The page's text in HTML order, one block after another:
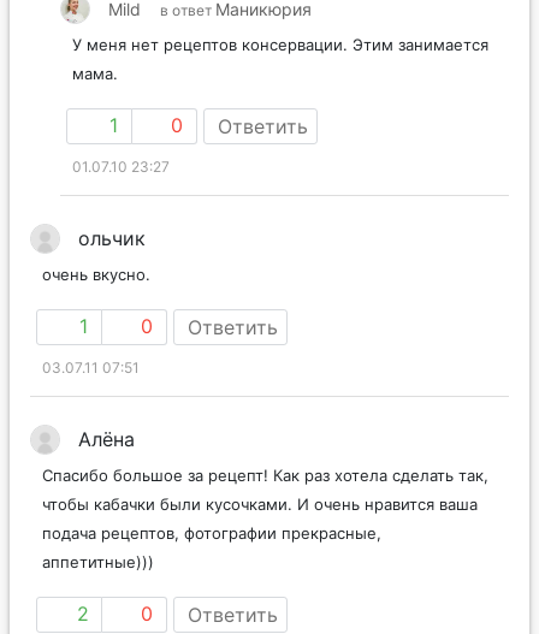
Mild в ответ Маникюрия
У меня нет рецептов консервации. Этим занимается
мама.
1 0 Ответить
01.07.10 23:27
ольчик
очень вкусно.
1 0 Ответить
03.07.11 07:51
Алёна
Спасибо большое за рецепт! Как раз хотела сделать так,
чтобы кабачки были кусочками. И очень нравится ваша
подача рецептов, фотографии прекрасные,
аппетитные)))
2 0 Ответить